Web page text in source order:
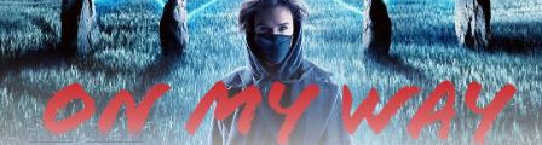
ホーム/英語学習